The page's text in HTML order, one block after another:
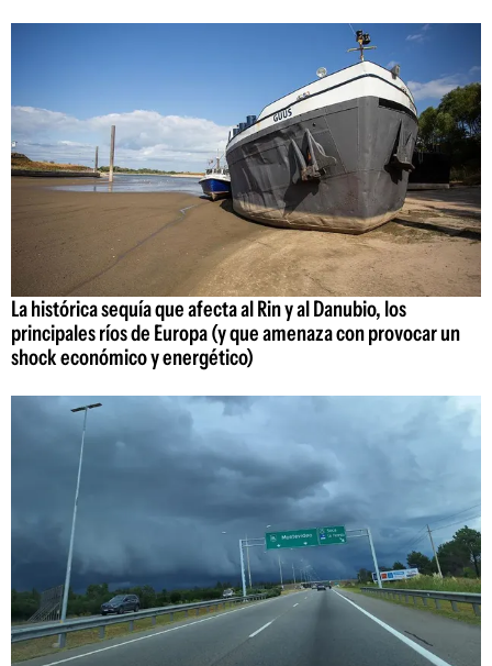
La histórica sequía que afecta al Rin y al Danubio, los
principales ríos de Europa (y que amenaza con provocar un
shock económico y energético)